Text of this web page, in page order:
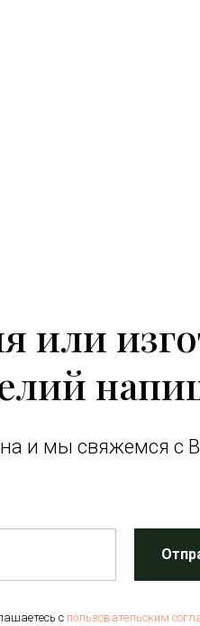
или
и мы свяжемся с
c пользовательским